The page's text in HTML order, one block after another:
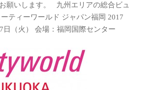
願いします。 九州エリアの総合ビュ
ーティーワールド ジャパン福岡 2017
日（火） 会場：福岡国際センター